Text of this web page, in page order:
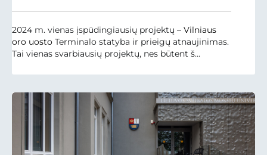
2024 m. vienas įspūdingiausių projektų – Vilniaus
oro uosto Terminalo statyba ir prieigų atnaujinimas.
Tai vienas svarbiausių projektų, nes būtent š...